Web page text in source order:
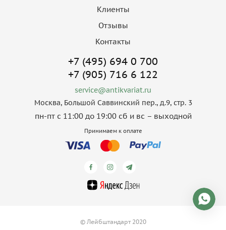
Клиенты
Отзывы
Контакты
+7 (495) 694 0 700
+7 (905) 716 6 122
service@antikvariat.ru
Москва, Большой Саввинский пер., д.9, стр. 3
пн-пт с 11:00 до 19:00 сб и вс – выходной
Принимаем к оплате
© Лейбштандарт 2020